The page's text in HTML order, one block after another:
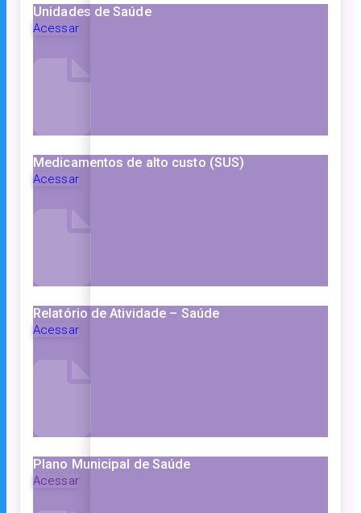
Unidades de Saúde
Acessar
Medicamentos de alto custo (SUS)
Acessar
Relatório de Atividade – Saúde
Acessar
Plano Municipal de Saúde
Acessar